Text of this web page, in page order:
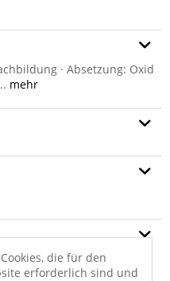
· Absetzung: Oxid
mehr
die für den
erforderlich sind und